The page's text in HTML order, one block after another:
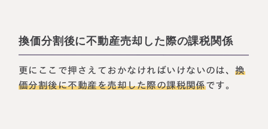
換価分割後に不動産売却した際の課税関係
更にここで押さえておかなければいけないのは、換
価分割後に不動産を売却した際の課税関係です。